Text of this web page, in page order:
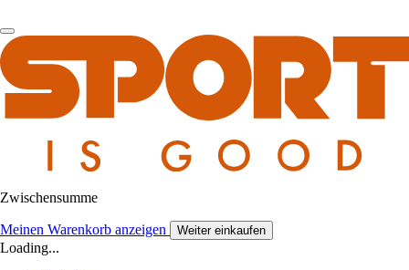
Zwischensumme
Meinen Warenkorb anzeigen Weiter einkaufen
Loading...